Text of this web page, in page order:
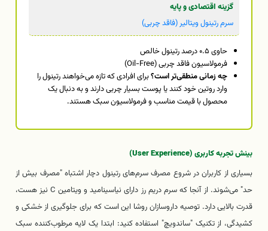
گزینه اقتصادی و پایه
سرم رتینول ویتالیر (فاقد چربی)
حاوی ۰.۵ درصد رتینول خالص
فرمولاسیون فاقد چربی (Oil-Free)
چه زمانی منطقی‌تر است؟برای افرادی که تازه می‌خواهند رتینول را
وارد روتین خود کنند یا پوست بسیار چربی دارند و به دنبال یک
محصول با قیمت مناسب و فرمولاسیون سبک هستند.
بینش تجربه کاربری (User Experience)
بسیاری از کاربران در شروع مصرف سرم‌های رتینول دچار اشتباه "مصرف بیش از
حد" می‌شوند. از آنجا که سرم دریم رز دارای نیاسینامید و ویتامین C نیز هست،
قدرت بالایی دارد. توصیه داروسازان روشا این است که برای جلوگیری از خشکی و
کشیدگی، از تکنیک "ساندویچ" استفاده کنید: ابتدا یک لایه مرطوب‌کننده سبک